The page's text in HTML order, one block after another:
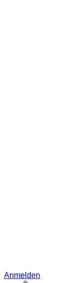
Anmelden